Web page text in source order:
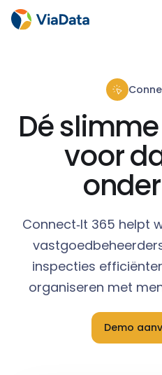
Dé
voor
Connect‑It 365 helpt
inspecties
organiseren met
Demo